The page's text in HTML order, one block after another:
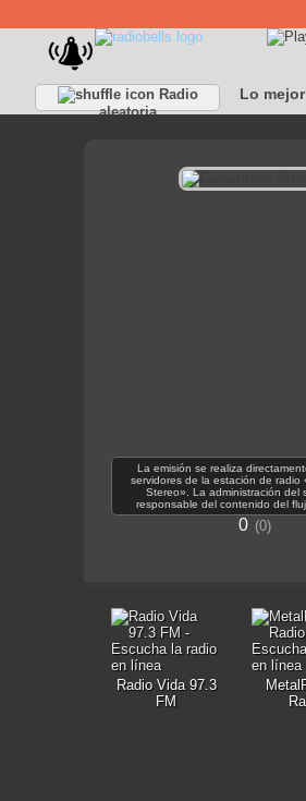
Radio
aleatoria
Lo mejor
La emisión se realiza
servidores de la estación de radio
Stereo». La administración del
responsable del contenido del
0 0
Radio Vida 97.3
FM